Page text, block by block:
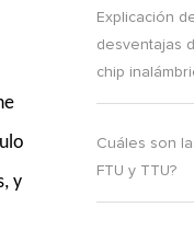
y
Explicación
desventajas
chip
Cuáles son
FTU y TTU?